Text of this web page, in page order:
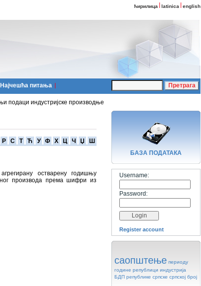
ћирилица latinica english
Најчешћa питања
подаци индустријске производње
Р С Т Ћ У Ф Х Ц Ч Џ Ш
остварену годишњу
производа према шифри из
БАЗA ПОДАТАКА
Username:
Password:
Register account
саопштење периоду
године републици индустрија
БДП републике српске српској број